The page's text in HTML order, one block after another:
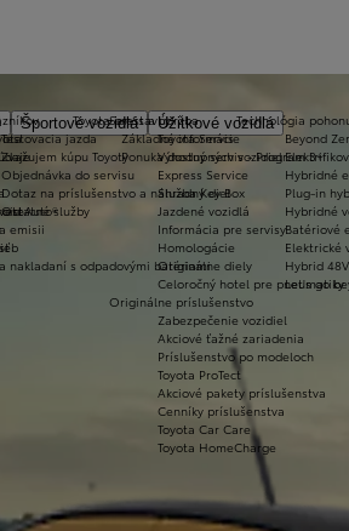
Športové vozidlá
Úžitkové vozidlá
Toyota prestavby
Základné informácie
Ponuka dostupných vozidiel
Servis a údržba
Toyota Servis
Výhodný servis - Program 3+
Express Service
Služba Key Box
Jazdené vozidlá
Informácia pre servisy
Homologácie
Originálne diely
Celoročný hotel pre pneumatiky
Originálne príslušenstvo
Zabezpečenie vozidiel
Akciové ťažné zariadenia
Príslušenstvo po modeloch
Toyota ProTect
Akciové pakety príslušenstva
Cenníky príslušenstva
Toyota Car Care
Toyota HomeCharge
Auto®
emisii
nakladaní s odpadovými batériami
Technológia
Beyond
Hybridné
Plug-in
Hybridné
Batériové
Elektrické
Hybrid 48V
Let's go
Testovacia jazda
Zvažujem kúpu Toyoty
Objednávka do servisu
Dotaz na príslušenstvo a náhradný diel
Ostatné služby